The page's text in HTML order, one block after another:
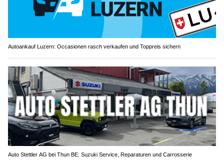
Autoankauf Luzern: Occasionen rasch verkaufen und Toppreis sichern
Auto Stettler AG bei Thun BE: Suzuki Service, Reparaturen und Carrosserie